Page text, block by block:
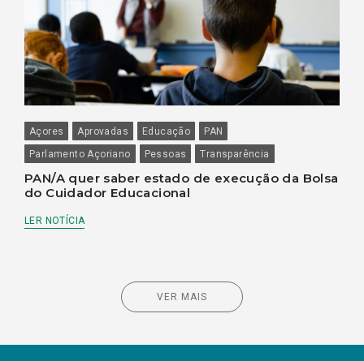
Açores Aprovadas Educação
PAN
Parlamento Açoriano
Pessoas Transparência
PAN/A quer saber estado de execução da Bolsa
do Cuidador Educacional
LER NOTÍCIA
VER MAIS